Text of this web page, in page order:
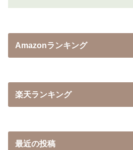
Amazonランキング
楽天ランキング
最近の投稿